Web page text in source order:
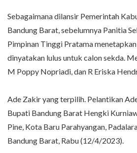
Sebagaimana dilansir Pemerintah
Bandung Barat, sebelumnya Panitia
Pimpinan Tinggi Pratama
dinyatakan lulus untuk calon sekda.
M Poppy Nopriadi, dan R Eriska
Ade Zakir yang terpilih. Pelantikan
Bupati Bandung Barat Hengki
Pine, Kota Baru Parahyangan,
Bandung Barat, Rabu (12/4/2023).